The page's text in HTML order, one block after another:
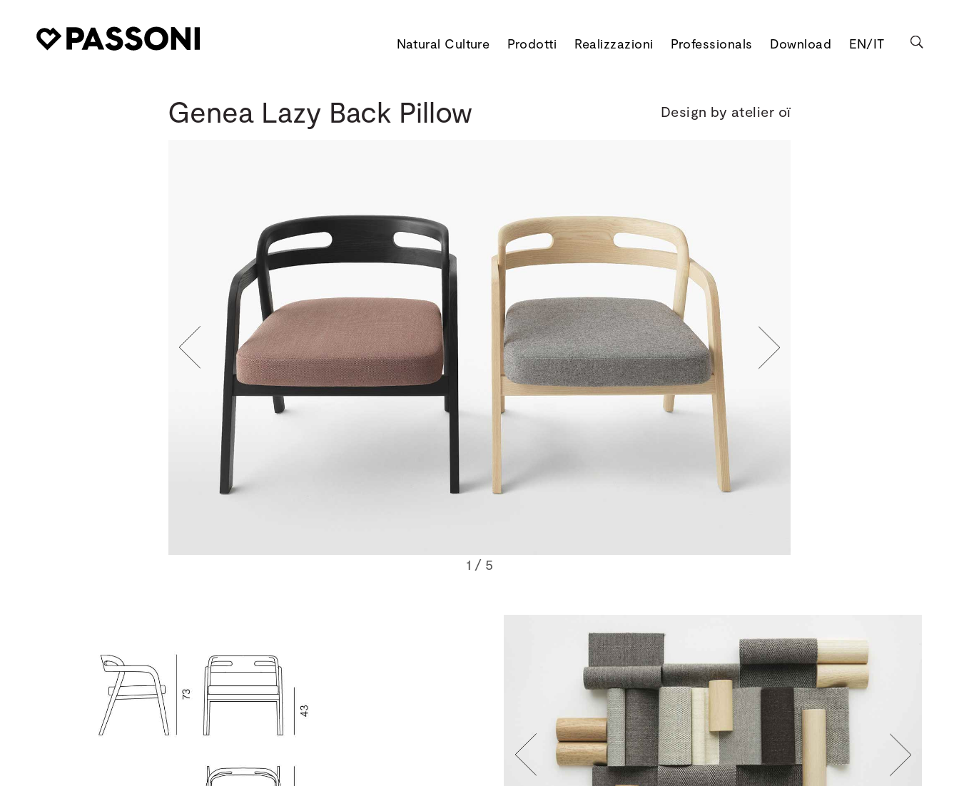
Natural Culture Prodotti Realizzazioni Professionals Download EN/IT
Genea Lazy Back Pillow Design by atelier oï
1 / 5